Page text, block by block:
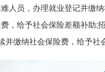
员，办理就业登记并缴
，给予社会保险差额补助
并缴纳社会保险费，给予社